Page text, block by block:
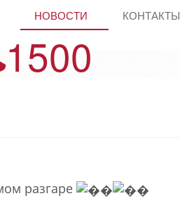
1500
НОВОСТИ КОНТАКТЫ
разгаре